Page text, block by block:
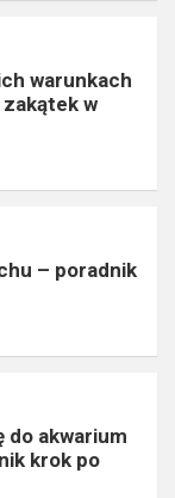
warunkach
w
– poradnik
do akwarium
krok po